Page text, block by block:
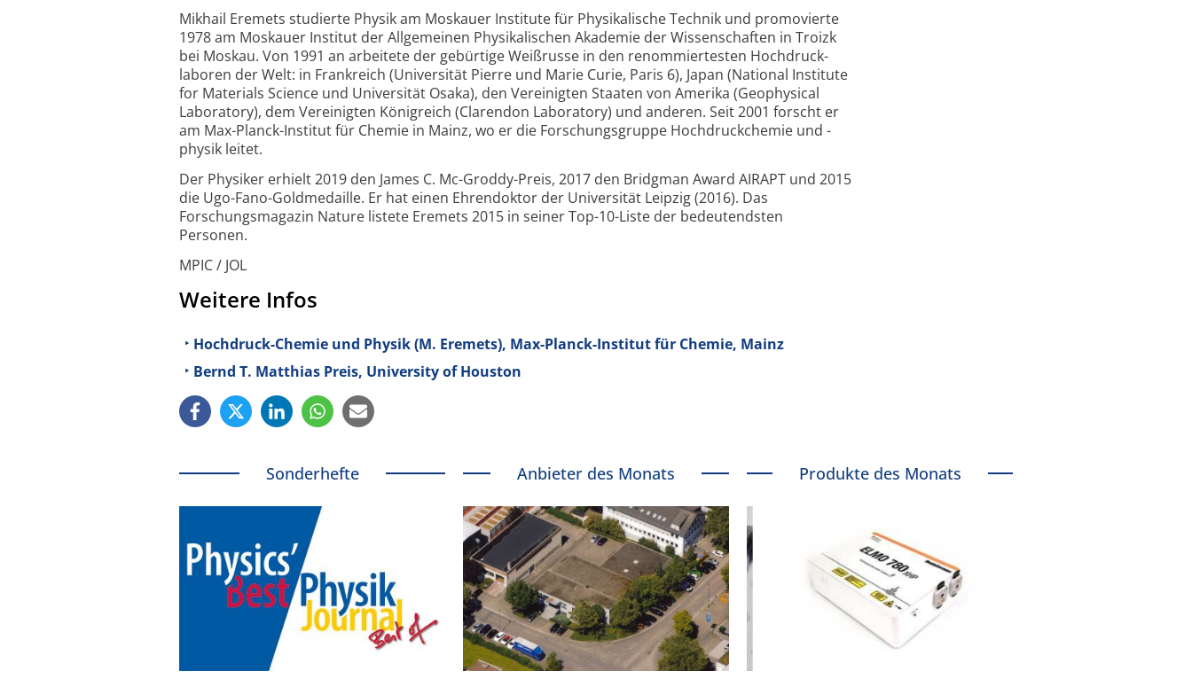
Mikhail Eremets studierte Physik am Moskauer Institute für Physikalische Technik und promovierte
1978 am Moskauer Institut der Allgemeinen Physika­lischen Akademie der Wissenschaften in Troizk
bei Moskau. Von 1991 an arbeitete der gebürtige Weißrusse in den renommiertesten Hochdruck­
laboren der Welt: in Frankreich (Universität Pierre und Marie Curie, Paris 6), Japan (National Institute
for Materials Science und Universität Osaka), den Vereinigten Staaten von Amerika (Geophysical
Laboratory), dem Vereinigten Königreich (Clarendon Laboratory) und anderen. Seit 2001 forscht er
am Max-Planck-Institut für Chemie in Mainz, wo er die Forschungs­gruppe Hochdruck­chemie und -
physik leitet.
Der Physiker erhielt 2019 den James C. Mc-Groddy-Preis, 2017 den Bridgman Award AIRAPT und 2015
die Ugo-Fano-Goldmedaille. Er hat einen Ehrendoktor der Universität Leipzig (2016). Das
Forschungs­magazin Nature listete Eremets 2015 in seiner Top-10-Liste der bedeutendsten
Personen.
MPIC / JOL
Weitere Infos
Hochdruck-Chemie und Physik (M. Eremets), Max-Planck-Institut für Chemie, Mainz
Bernd T. Matthias Preis, University of Houston
Sonderhefte Anbieter des Monats Produkte des Monats